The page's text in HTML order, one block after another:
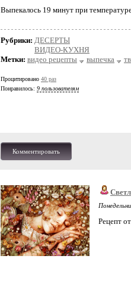
Выпекалось 19 минут при
Рубрики: ДЕСЕРТЫ
ВИДЕО-КУХНЯ
Метки: видео рецепты выпечка
Процитировано 40 раз
Понравилось: 9 пользователям
Комментировать
Рецепт